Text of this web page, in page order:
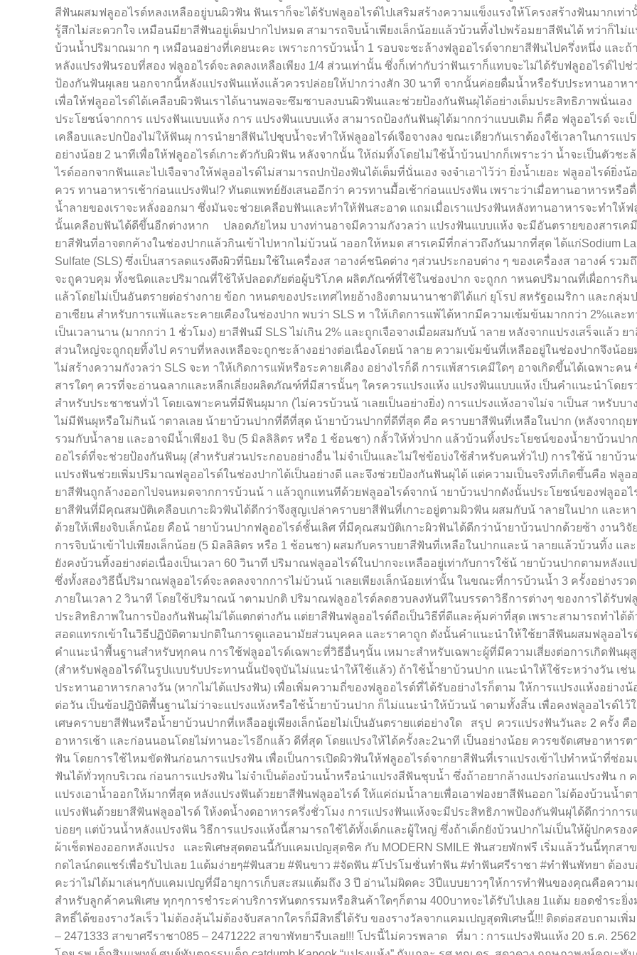
สีฟันผสมฟลูออไรด์หลงเหลืออยู่บนผิวฟัน ฟันเราก็จะได้รับฟลูออไรด์ไปเสริมสร้างความแข็งแรงให้โครงสร้างฟันมากเท่า
รู้สึกไม่สะดวกใจ เหมือนมียาสีฟันอยู่เต็มปากไปหมด สามารถจิบน้ำเพียงเล็กน้อยแล้วบ้วนทิ้งไปพร้อมยาสีฟันได้ ทว่าก็ไม่
บ้วนน้ำปริมาณมาก ๆ เหมือนอย่างที่เคยนะคะ เพราะการบ้วนน้ำ 1 รอบจะชะล้างฟลูออไรด์จากยาสีฟันไปครึ่งหนึ่ง และถ้
หลังแปรงฟันรอบที่สอง ฟลูออไรด์จะลดลงเหลือเพียง 1/4 ส่วนเท่านั้น ซึ่งก็เท่ากับว่าฟันเราก็แทบจะไม่ได้รับฟลูออไรด์ไปช่
ป้องกันฟันผุเลย นอกจากนี้หลังแปรงฟันแห้งแล้วควรปล่อยให้ปากว่างสัก 30 นาที จากนั้นค่อยดื่มน้ำหรือรับประทานอาหา
เพื่อให้ฟลูออไรด์ได้เคลือบผิวฟันเราได้นานพอจะซึมซาบลงบนผิวฟันและช่วยป้องกันฟันผุได้อย่างเต็มประสิทธิภาพนั่นเอง
ประโยชน์จากการ แปรงฟันแบบแห้ง การ แปรงฟันแบบแห้ง สามารถป้องกันฟันผุได้มากกว่าแบบเดิม ก็คือ ฟลูออไรด์ จะเ
เคลือบและปกป้องไม่ให้ฟันผุ การนำยาสีฟันไปชุบน้ำจะทำให้ฟลูออไรด์เจือจางลง ขณะเดียวกันเราต้องใช้เวลาในการแป
อย่างน้อย 2 นาทีเพื่อให้ฟลูออไรด์เกาะตัวกับผิวฟัน หลังจากนั้น ให้ถ่มทิ้งโดยไม่ใช้น้ำบ้วนปากก็เพราะว่า น้ำจะเป็นตัวชะ
ไรด์ออกจากฟันและไปเจือจางให้ฟลูออไรด์ไม่สามารถปกป้องฟันได้เต็มที่นั่นเอง จงจำเอาไว้ว่า ยิ่งน้ำเยอะ ฟลูออไรด์ยิ่งน้
ควร ทานอาหารเช้าก่อนแปรงฟัน!? ทันตแพทย์ยังเสนออีกว่า ควรทานมื้อเช้าก่อนแปรงฟัน เพราะว่าเมื่อทานอาหารหรือ
น้ำลายของเราจะหลั่งออกมา ซึ่งมันจะช่วยเคลือบฟันและทำให้ฟันสะอาด แถมเมื่อเราแปรงฟันหลังทานอาหารจะทำให้ฟ
นั้นเคลือบฟันได้ดีขึ้นอีกต่างหาก ปลอดภัยไหม บางท่านอาจมีความกังวลว่า แปรงฟันแบบแห้ง จะมีอันตรายของสารเค
ยาสีฟันที่อาจตกค้างในช่องปากแล้วกินเข้าไปหากไม่บ้วนน้ าออกให้หมด สารเคมีที่กล่าวถึงกันมากที่สุด ได้แก่Sodium
Sulfate (SLS) ซึ่งเป็นสารลดแรงตึงผิวที่นิยมใช้ในเครื่องส าอางค์ชนิดต่าง ๆส่วนประกอบต่าง ๆ ของเครื่องส าอางค์ รวม
จะถูควบคุม ทั้งชนิดและปริมาณที่ใช้ให้ปลอดภัยต่อผู้บริโภค ผลิตภัณฑ์ที่ใช้ในช่องปาก จะถูกก าหนดปริมาณที่เผื่อการกิ
แล้วโดยไม่เป็นอันตรายต่อร่างกาย ข้อก าหนดของประเทศไทยอ้างอิงตามนานาชาติได้แก่ ยุโรป สหรัฐอเมริกา และกลุ่ม
อาเซียน สำหรับการแพ้และระคายเคืองในช่องปาก พบว่า SLS ท าให้เกิดการแพ้ได้หากมีความเข้มข้นมากกว่า 2%และท
เป็นเวลานาน (มากกว่า 1 ชั่วโมง) ยาสีฟันมี SLS ไม่เกิน 2% และถูกเจือจางเมื่อผสมกับน้ าลาย หลังจากแปรงเสร็จแล้ว ย
ส่วนใหญ่จะถูกถุยทิ้งไป คราบที่หลงเหลือจะถูกชะล้างอย่างต่อเนื่องโดยน้ าลาย ความเข้มข้นที่เหลืออยู่ในช่องปากจึงน้อ
ไม่สร้างความกังวลว่า SLS จะท าให้เกิดการแพ้หรือระคายเคือง อย่างไรก็ดี การแพ้สารเคมีใดๆ อาจเกิดขึ้นได้เฉพาะคน
สารใดๆ ควรที่จะอ่านฉลากและหลีกเลี่ยงผลิตภัณฑ์ที่มีสารนั้นๆ ใครควรแปรงแห้ง แปรงฟันแบบแห้ง เป็นคำแนะนำโดยร
สำหรับประชาชนทั่วไ โดยเฉพาะคนที่มีฟันผุมาก (ไม่ควรบ้วนน้ าเลยเป็นอย่างยิ่ง) การแปรงแห้งอาจไม่จ าเป็นส าหรับบ
ไม่มีฟันผุหรือใม่กินน้ าตาลเลย น้ายาบ้วนปากที่ดีที่สุด น้ายาบ้วนปากที่ดีที่สุด คือ คราบยาสีฟันที่เหลือในปาก (หลังจากถุย
รวมกับน้ำลาย และอาจมีน้ำเพียง1 จิบ (5 มิลลิลิตร หรือ 1 ช้อนชา) กลั้วให้ทั่วปาก แล้วบ้วนทิ้งประโยชน์ของน้ำยาบ้วนปา
ออไรด์ที่จะช่วยป้องกันฟันผุ (สำหรับส่วนประกอบอย่างอื่น ไม่จำเป็นและไม่ใช่ข้อบ่งใช้สำหรับคนทั่วไป) การใช้น้ ายาบ้ว
แปรงฟันช่วยเพิ่มปริมาณฟลูออไรด์ในช่องปากได้เป็นอย่างดี และจึงช่วยป้องกันฟันผุได้ แต่ความเป็นจริงที่เกิดขึ้นคือ ฟลูอ
ยาสีฟันถูกล้างออกไปจนหมดจากการบ้วนน้ า แล้วถูกแทนทีด้วยฟลูออไรด์จากน้ ายาบ้วนปากดังนั้นประโยชน์ของฟลูออไ
ยาสีฟันที่มีคุณสมบัติเคลือบเกาะผิวฟันได้ดีกว่าจึงสูญเปล่าคราบยาสีฟันที่เกาะอยู่ตามผิวฟัน ผสมกับน้ าลายในปาก และห
ด้วยให้เพียงจิบเล็กน้อย คือน้ ายาบ้วนปากฟลูออไรด์ชั้นเลิศ ที่มีคุณสมบัติเกาะผิวฟันได้ดีกว่าน้ายาบ้วนปากด้วยซ้า งานวิจั
การจิบน้าเข้าไปเพียงเล็กน้อย (5 มิลลิลิตร หรือ 1 ช้อนชา) ผสมกับคราบยาสีฟันที่เหลือในปากและน้ าลายแล้วบ้วนทิ้ง แล
ยังคงบ้วนทิ้งอย่างต่อเนื่องเป็นเวลา 60 วินาที ปริมาณฟลูออไรด์ในปากจะเหลืออยู่เท่ากับการใช้น้ ายาบ้วนปากตามหลังแ
ซึ่งทั้งสองวิธีนี้ปริมาณฟลูออไรด์จะลดลงจากการไม่บ้วนน้ าเลยเพียงเล็กน้อยเท่านั้น ในขณะที่การบ้วนน้ำ 3 ครั้งอย่างรวด
ภายในเวลา 2 วินาที โดยใช้ปริมาณน้ าตามปกติ ปริมาณฟลูออไรด์ลดฮวบลงทันทีในบรรดาวิธีการต่างๆ ของการได้รับฟ
ประสิทธิภาพในการป้องกันฟันผุไม่ได้แตกต่างกัน แต่ยาสีฟันฟลูออไรด์ถือเป็นวิธีที่ดีและคุ้มค่าที่สุด เพราะสามารถทำได้ด้
สอดแทรกเข้าในวิธีปฏิบัติตามปกติในการดูแลอนามัยส่วนบุคคล และราคาถูก ดังนั้นคำแนะนำให้ใช้ยาสีฟันผสมฟลูออไร
คำแนะนำพื้นฐานสำหรับทุกคน การใช้ฟลูออไรด์เฉพาะที่วิธีอื่นๆนั้น เหมาะสำหรับเฉพาะผู้ที่มีความเสี่ยงต่อการเกิดฟันผุ
(สำหรับฟลูออไรด์ในรูปแบบรับประทานนั้นปัจจุบันไม่แนะนำให้ใช้แล้ว) ถ้าใช้น้ำยาบ้วนปาก แนะนำให้ใช้ระหว่างวัน เช่
ประทานอาหารกลางวัน (หากไม่ได้แปรงฟัน) เพื่อเพิ่มความถี่ของฟลูออไรด์ที่ได้รับอย่างไรก็ตาม ให้การแปรงแห้งอย่างน้
ต่อวัน เป็นข้อปฎิบัติพื้นฐานไม่ว่าจะแปรงแห้งหรือใช้น้ำยาบ้วนปาก ก็ไม่แนะนำให้บ้วนน้ าตามทั้งสิ้น เพื่อคงฟลูออไรด์ไว้
เศษคราบยาสีฟันหรือน้ำยาบ้วนปากที่เหลืออยู่เพียงเล็กน้อยไม่เป็นอันตรายแต่อย่างใด สรุป ควรแปรงฟันวันละ 2 ครั้ง คื
อาหารเช้า และก่อนนอนโดยไม่ทานอะไรอีกแล้ว ดีที่สุด โดยแปรงให้ได้ครั้งละ2นาที เป็นอย่างน้อย ควรขจัดเศษอาหาร
ฟัน โดยการใช้ไหมขัดฟันก่อนการแปรงฟัน เพื่อเป็นการเปิดผิวฟันให้ฟลูออไรด์จากยาสีฟันที่เราแปรงเข้าไปทำหน้าที่ซ่อ
ฟันได้ทั่วทุกบริเวณ ก่อนการแปรงฟัน ไม่จำเป็นต้องบ้วนน้ำหรือนำแปรงสีฟันชุบน้ำ ซึ่งถ้าอยากล้างแปรงก่อนแปรงฟัน ก
แปรงเอาน้ำออกให้มากที่สุด หลังแปรงฟันด้วยยาสีฟันฟลูออไรด์ ให้แค่ถ่มน้ำลายเพื่อเอาฟองยาสีฟันออก ไม่ต้องบ้วนน้ำต
แปรงฟันด้วยยาสีฟันฟลูออไรด์ ให้งดน้ำงดอาหารครึ่งชั่วโมง การแปรงฟันแห้งจะมีประสิทธิภาพป้องกันฟันผุได้ดีกว่าการ
บ่อยๆ แต่บ้วนน้ำหลังแปรงฟัน วิธีการแปรงแห้งนี้สามารถใช้ได้ทั้งเด็กและผู้ใหญ่ ซึ่งถ้าเด็กยังบ้วนปากไม่เป็นให้ผู้ปกครอง
ผ้าเช็ดฟองออกหลังแปรง และพิเศษสุดตอนนี้กับแคมเปญสุดชิค กับ MODERN SMILE ฟันสวยพักฟรี เริ่มแล้ววันนี้ทุกสา
กดไลน์กดแชร์เพื่อรับไปเลย 1แต้มง่ายๆ#ฟันสวย #ฟันขาว #จัดฟัน #โปรโมชั่นทำฟัน #ทำฟันศรีราชา #ทำฟันพัทยา ต้อง
คะว่าไม่ได้มาเล่นๆกับแคมเปญที่มีอายุการเก็บสะสมแต้มถึง 3 ปี อ่านไม่ผิดคะ 3ปีแบบยาวๆให้การทำฟันของคุณคือควา
สำหรับลูกค้าคนพิเศษ ทุกๆการชำระค่าบริการทันตกรรมหรือสินค้าใดๆก็ตาม 400บาทจะได้รับไปเลย 1แต้ม ยอดชำระยิ่ง
สิทธิ์ได้ของรางวัลเร็ว ไม่ต้องลุ้นไม่ต้องจับสลากใครก็มีสิทธิ์ได้รับ ของรางวัลจากแคมเปญสุดพิเศษนี้!!! ติดต่อสอบถามเพิ่ม
– 2471333 สาขาศรีราชา085 – 2471222 สาขาพัทยารีบเลย!!! โปรนี้ไม่ควรพลาด ที่มา : การแปรงฟันแห้ง 20 ธ.ค. 2562